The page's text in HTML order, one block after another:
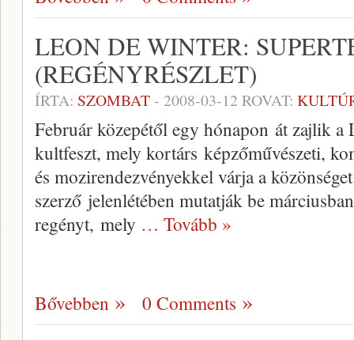
LEON DE WINTER:
(REGÉNYRÉSZLET)
ÍRTA: SZOMBAT- 2008-03-12 ROVAT:
Február közepétől egy hónapon át zajlik
kultfeszt, mely kortárs képzőművészeti,
és mozirendezvényekkel várja a
szerző jelenlétében mutatják be
regényt, mely … Tovább »
Bővebben 0 Comments